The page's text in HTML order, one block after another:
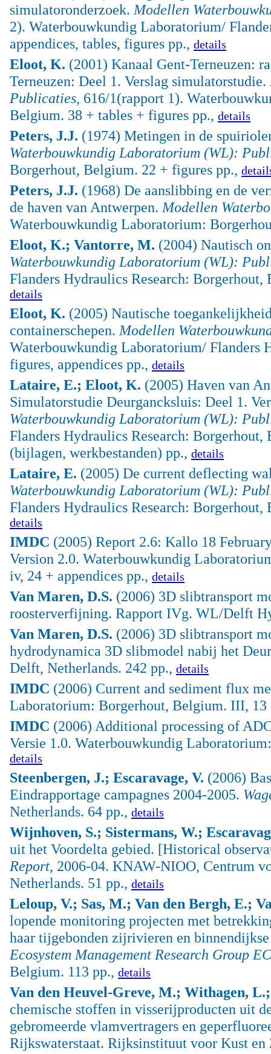
simulatoronderzoek. Modellen
2). Waterbouwkundig Laboratorium/
appendices, tables, figures pp., details
Eloot, K. (2001) Kanaal Gent-Terneuzen:
Terneuzen: Deel 1. Verslag simulatorstudie.
Publicaties, 616/1(rapport 1).
Belgium. 38 + tables + figures pp., details
Peters, J.J. (1974) Metingen in de
Waterbouwkundig Laboratorium (WL):
Borgerhout, Belgium. 22 + figures pp.,
Peters, J.J. (1968) De aanslibbing en de
de haven van Antwerpen. Modellen
Waterbouwkundig Laboratorium:
Eloot, K.; Vantorre, M. (2004) Nautisch
Waterbouwkundig Laboratorium (WL):
Flanders Hydraulics Research:
details
Eloot, K. (2005) Nautische
containerschepen. Modellen
Waterbouwkundig Laboratorium/ Flanders
figures, appendices pp., details
Lataire, E.; Eloot, K. (2005) Haven van
Simulatorstudie Deurgancksluis: Deel 1.
Waterbouwkundig Laboratorium (WL):
Flanders Hydraulics Research:
(bijlagen, werkbestanden) pp., details
Lataire, E. (2005) De current deflecting
Waterbouwkundig Laboratorium (WL):
Flanders Hydraulics Research:
details
IMDC (2005) Report 2.6: Kallo 18
Version 2.0. Waterbouwkundig
iv, 24 + appendices pp., details
Van Maren, D.S. (2006) 3D slibtransport
roosterverfijning. Rapport IVg. WL/Delft
Van Maren, D.S. (2006) 3D slibtransport
hydrodynamica 3D slibmodel nabij het
Delft, Netherlands. 242 pp., details
IMDC (2006) Current and sediment flux
Laboratorium: Borgerhout, Belgium. III, 13
IMDC (2006) Additional processing of
Versie 1.0. Waterbouwkundig
details
Steenbergen, J.; Escaravage, V. (2006)
Eindrapportage campagnes 2004-2005.
Netherlands. 64 pp., details
Wijnhoven, S.; Sistermans, W.;
uit het Voordelta gebied. [Historical
Report, 2006-04. KNAW-NIOO, Centrum
Netherlands. 51 pp., details
Leloup, V.; Sas, M.; Van den Bergh, E.;
lopende monitoring projecten met
haar tijgebonden zijrivieren en
Ecosystem Management Research Group
Belgium. 113 pp., details
Van den Heuvel-Greve, M.; Withagen,
chemische stoffen in visserijproducten uit
gebromeerde vlamvertragers en
Rijkswaterstaat. Rijksinstituut voor Kust